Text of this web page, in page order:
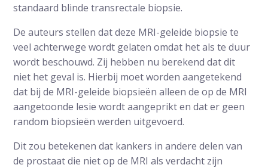
standaard blinde transrectale biopsie.
De auteurs stellen dat deze MRI-geleide biopsie te
veel achterwege wordt gelaten omdat het als te duur
wordt beschouwd. Zij hebben nu berekend dat dit
niet het geval is. Hierbij moet worden aangetekend
dat bij de MRI-geleide biopsieën alleen de op de MRI
aangetoonde lesie wordt aangeprikt en dat er geen
random biopsieën werden uitgevoerd.
Dit zou betekenen dat kankers in andere delen van
de prostaat die niet op de MRI als verdacht zijn